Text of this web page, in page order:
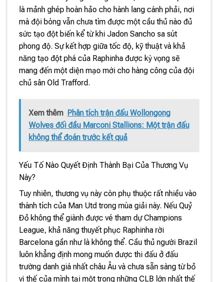
là mảnh ghép hoàn hảo cho hành lang cánh phải, nơi
mà đội bóng vẫn chưa tìm được một cầu thủ nào đủ
sức tạo đột biến kể từ khi Jadon Sancho sa sút
phong độ. Sự kết hợp giữa tốc độ, kỹ thuật và khả
năng tạo đột phá của Raphinha được kỳ vọng sẽ
mang đến một diện mạo mới cho hàng công của đội
chủ sân Old Trafford.
Xem thêm Phân tích trận đấu Wollongong
Wolves đối đầu Marconi Stallions: Một trận đấu
không thể đoán trước kết quả
Yếu Tố Nào Quyết Định Thành Bại Của Thương Vụ
Này?
Tuy nhiên, thương vụ này còn phụ thuộc rất nhiều vào
thành tích của Man Utd trong mùa giải này. Nếu Quỷ
Đỏ không thể giành được vé tham dự Champions
League, khả năng thuyết phục Raphinha rời
Barcelona gần như là không thể. Cầu thủ người Brazil
luôn khẳng định mong muốn được thi đấu ở đấu
trường danh giá nhất châu Âu và chưa sẵn sàng từ bỏ
vị thế của mình tại một trong những CLB lớn nhất thế